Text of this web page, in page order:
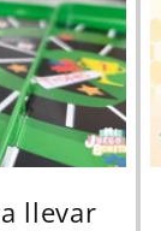
llevar